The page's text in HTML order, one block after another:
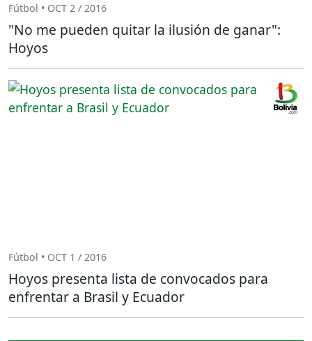
Fútbol • OCT 2 / 2016
"No me pueden quitar la ilusión de ganar":
Hoyos
Fútbol • OCT 1 / 2016
Hoyos presenta lista de convocados para
enfrentar a Brasil y Ecuador